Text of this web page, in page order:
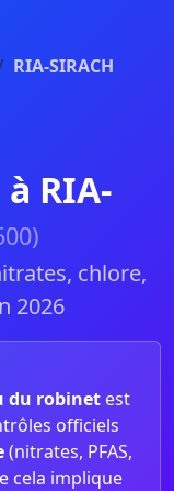
RIA-SIRACH
RIA-
chlore,
2026
du robinetest
officiels
(nitrates, PFAS,
cela implique